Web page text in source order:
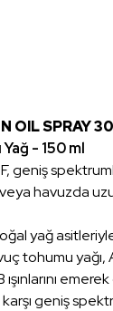
OIL SPRAY
- 150 ml
geniş
havuzda
yağ
tohumu yağı,
ışınlarını
karşı geniş